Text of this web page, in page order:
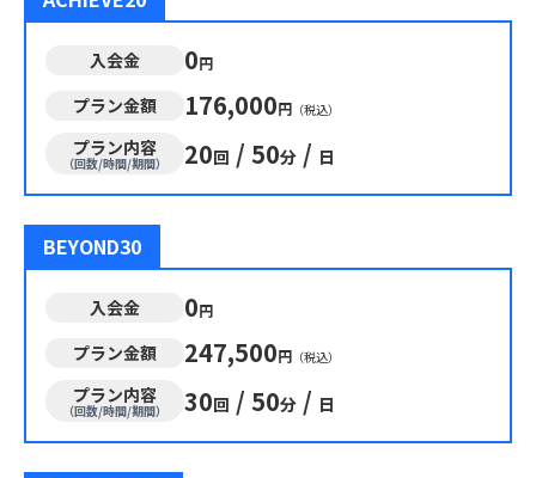
入会金 0円
プラン金額 176,000円 （税込）
プラン内容
（回数/時間/期間） 20回 / 50分 / 日
BEYOND30
入会金 0円
プラン金額 247,500円 （税込）
プラン内容
（回数/時間/期間） 30回 / 50分 / 日